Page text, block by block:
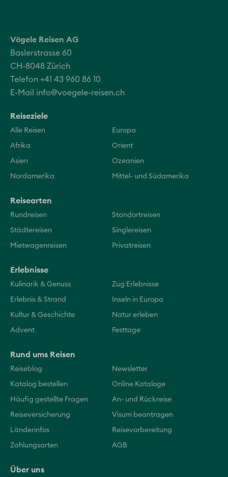
Vögele Reisen AG
Baslerstrasse 60
CH-8048 Zürich
Telefon +41 43 960 86 10
E-Mail info@voegele-reisen.ch
Reiseziele
Alle Reisen Europa
Afrika Orient
Asien Ozeanien
Nordamerika Mittel- und Südamerika
Reisearten
Rundreisen Standortreisen
Städtereisen Singlereisen
Mietwagenreisen Privatreisen
Erlebnisse
Kulinarik & Genuss Zug Erlebnisse
Erlebnis & Strand Inseln in Europa
Kultur & Geschichte Natur erleben
Advent Festtage
Rund ums Reisen
Reiseblog Newsletter
Katalog bestellen Online Kataloge
Häufig gestellte Fragen An- und Rückreise
Reiseversicherung Visum beantragen
Länderinfos Reisevorbereitung
Zahlungsarten AGB
Über uns